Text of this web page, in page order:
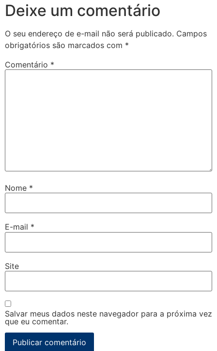
Deixe um comentário
O seu endereço de e-mail não será publicado. Campos
obrigatórios são marcados com *
Comentário *
Nome *
E-mail *
Site
Salvar meus dados neste navegador para a próxima vez
que eu comentar.